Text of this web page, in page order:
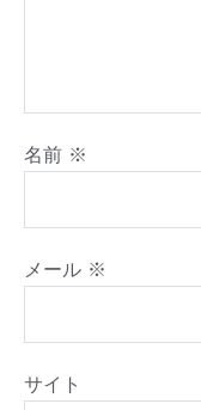
名前 ※
メール ※
サイト